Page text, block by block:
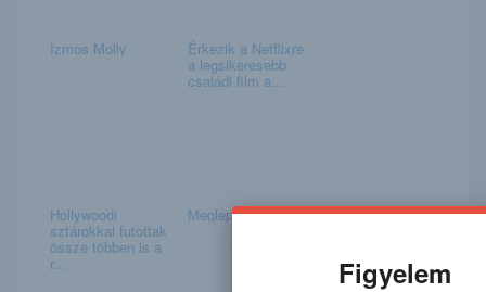
Izmos Molly Érkezik a Netflixre
a legsikeresebb
családi film a...
Hollywoodi
sztárokkal futottak
össze többen is a
r...
Meglepetés
Figyelem